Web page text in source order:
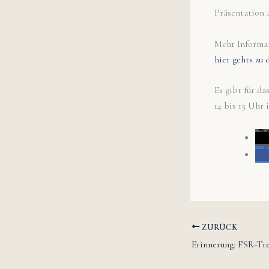
Präsentation
Mehr
hier gehts zu
Es gibt für
14 bis 15 Uhr
ZURÜCK
Erinnerung: FSR-